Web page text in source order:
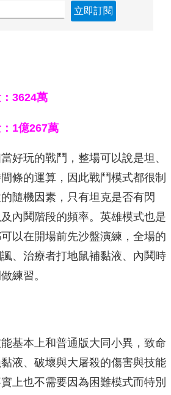
立即訂閱
3624萬
1億267萬
好玩的戰鬥，整場可以說是坦、
條的運算，因此戰鬥模式都很制
隨機因素，只有坦克是否有閃
內鬨階段的頻率。英雄模式也是
以在開場前先沙盤演練，全場的
、治療者打地鼠補黏液、內鬨時
練習。
基本上和普通版大同小異，致命
液、破壞與大屠殺的傷害與技能
上也不需要因為困難模式而特別